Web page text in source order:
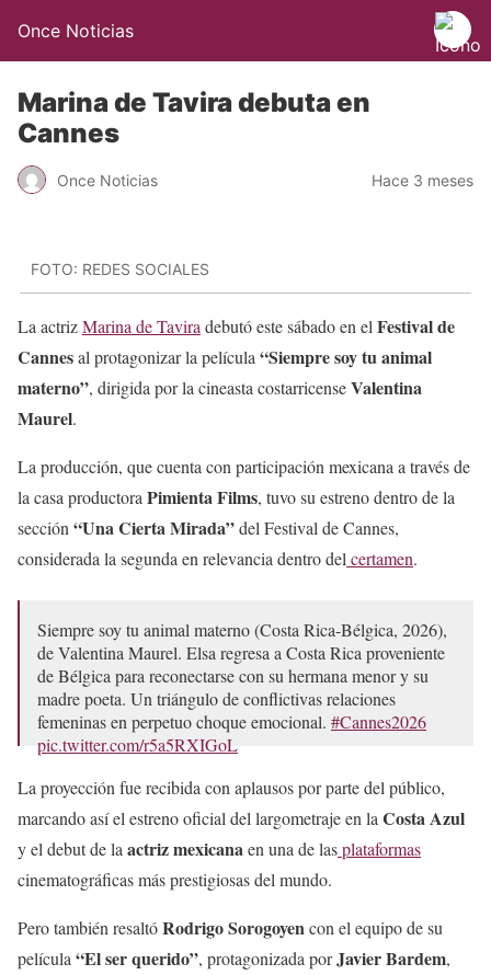
Once Noticias
Marina de Tavira debuta en
Cannes
Once Noticias Hace 3 meses
FOTO: REDES SOCIALES
La actrizMarina de Tavira debutó este sábado en el Festival de
Cannesal protagonizar la película “Siempre soy tu animal
materno”, dirigida por la cineasta costarricenseValentina
Maurel.
La producción, que cuenta con participación mexicana a través de
la casa productora Pimienta Films, tuvo su estreno dentro de la
sección “Una Cierta Mirada”del Festival de Cannes,
considerada la segunda en relevancia dentro del certamen.
Siempre soy tu animal materno (Costa Rica-Bélgica, 2026),
de Valentina Maurel. Elsa regresa a Costa Rica proveniente
de Bélgica para reconectarse con su hermana menor y su
madre poeta. Un triángulo de conflictivas relaciones
femeninas en perpetuo choque emocional. #Cannes2026
pic.twitter.com/r5a5RXIGoL
— Ernesto Diezmartinez (@Diezmartinez)May 16, 2026
La proyección fue recibida con aplausos por parte del público,
marcando así el estreno oficial del largometraje en la Costa Azul
y el debut de la actriz mexicanaen una de lasplataformas
cinematográficas más prestigiosas del mundo.
Pero también resaltóRodrigo Sorogoyencon el equipo de su
película “El ser querido”, protagonizada porJavier Bardem,